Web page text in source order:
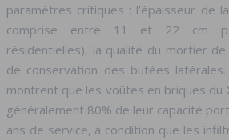
paramètres critiques : l’épaisseur de
comprise entre 11 et 22 cm
résidentielles), la qualité du mortier
de conservation des butées
montrent que les voûtes en briques du
généralement 80% de leur capacité
ans de service, à condition que les